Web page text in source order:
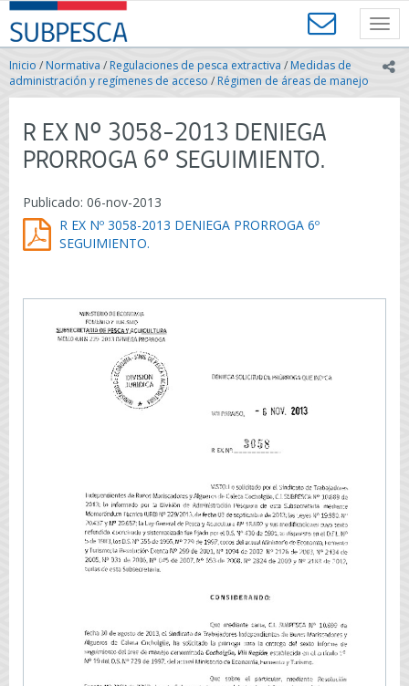
Contenido
principal
SUBPESCA
-
Subsecretaría
de
Pesca
Acuicultura
Gobierno
Chile
Inicio /Normativa / Regulaciones de pesca extractiva / Medidas de
administración y regímenes de acceso / Régimen de áreas de manejo
R EX Nº 3058-2013 DENIEGA
PRORROGA 6º SEGUIMIENTO.
Publicado: 06-nov-2013
R EX Nº 3058-2013 DENIEGA PRORROGA 6º
SEGUIMIENTO.